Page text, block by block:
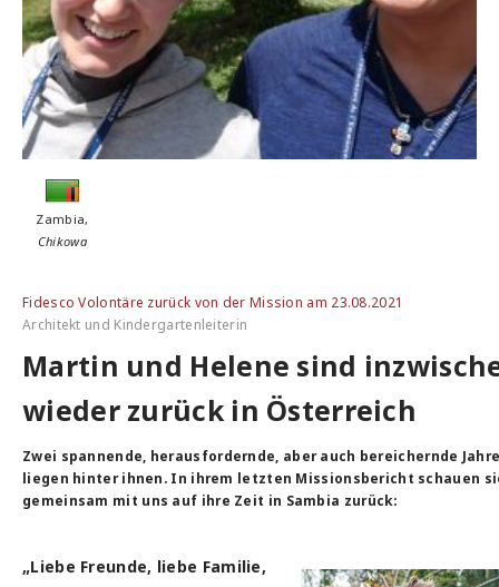
Zambia,
Chikowa
Fidesco Volontäre zurück von der Mission am 23.08.2021
Architekt und Kindergartenleiterin
Martin und Helene sind
wieder zurück in Österreich
Zwei spannende, herausfordernde, aber auch bereichernde
liegen hinter ihnen. In ihrem letzten Missionsbericht schauen
gemeinsam mit uns auf ihre Zeit in Sambia zurück:
„Liebe Freunde, liebe Familie,